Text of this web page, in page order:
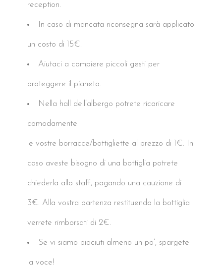
reception.
In caso di mancata riconsegna sarà applicato
un costo di 15€.
Aiutaci a compiere piccoli gesti per
proteggere il pianeta.
Nella hall dell’albergo potrete ricaricare
comodamente
le vostre borracce/bottigliette al prezzo di 1€. In
caso aveste bisogno di una bottiglia potrete
chiederla allo staff, pagando una cauzione di
3€. Alla vostra partenza restituendo la bottiglia
verrete rimborsati di 2€.
Se vi siamo piaciuti almeno un po’, spargete
la voce!